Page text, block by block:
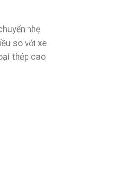
nhẹ
so với xe
thép cao